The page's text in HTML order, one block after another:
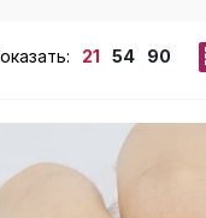
21 54 90